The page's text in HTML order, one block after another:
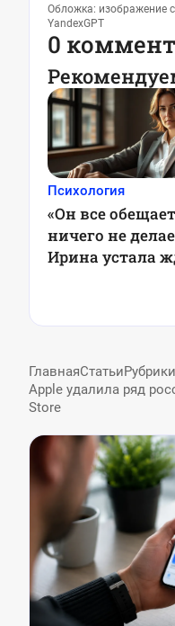
Обложка: изображение
YandexGPT
0
Психология
«Он все
ничего не
Ирина устала
ГлавнаяСтатьиРубрики
Apple удалила ряд
Store